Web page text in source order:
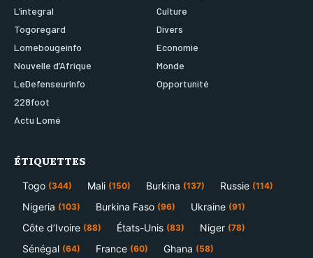
L’integral
Togoregard
Lomebougeinfo
Nouvelle d’Afrique
LeDefenseurInfo
228foot
Actu Lomé
Culture
Divers
Economie
Monde
Opportunité
ÉTIQUETTES
Togo (344) Mali (150) Burkina (137) Russie (114)
Nigeria (103) Burkina Faso (96) Ukraine (91)
Côte d’Ivoire (88) États-Unis (83) Niger (78)
Sénégal (64) France (60) Ghana (58)